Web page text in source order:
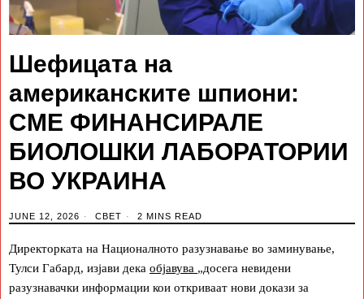
Шефицата на
американските шпиони:
СМЕ ФИНАНСИРАЛЕ
БИОЛОШКИ ЛАБОРАТОРИИ
ВО УКРАИНА
JUNE 12, 2026 СВЕТ 2 MINS READ
Директорката на Националното разузнавање во заминување,
Тулси Габард, изјави дека објавува „досега невидени
разузнавачки информации кои откриваат нови докази за